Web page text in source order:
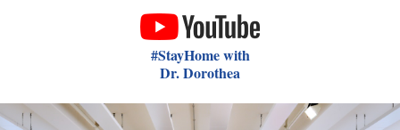
#StayHome with
Dr. Dorothea